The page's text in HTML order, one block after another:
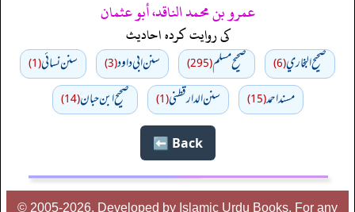
عمرو بن محمد الناقد، أبو عثمان
کی روایت کردہ احادیث
صحيح البخاري(6) صحيح مسلم(295) سنن ابي داود(3) سنن نسائي(1)
مسند احمد(15) سنن الدارقطني(1) صحیح ابن حبان(14)
Back ⬅️
© 2005-2026, Developed by Islamic Urdu Books, For any